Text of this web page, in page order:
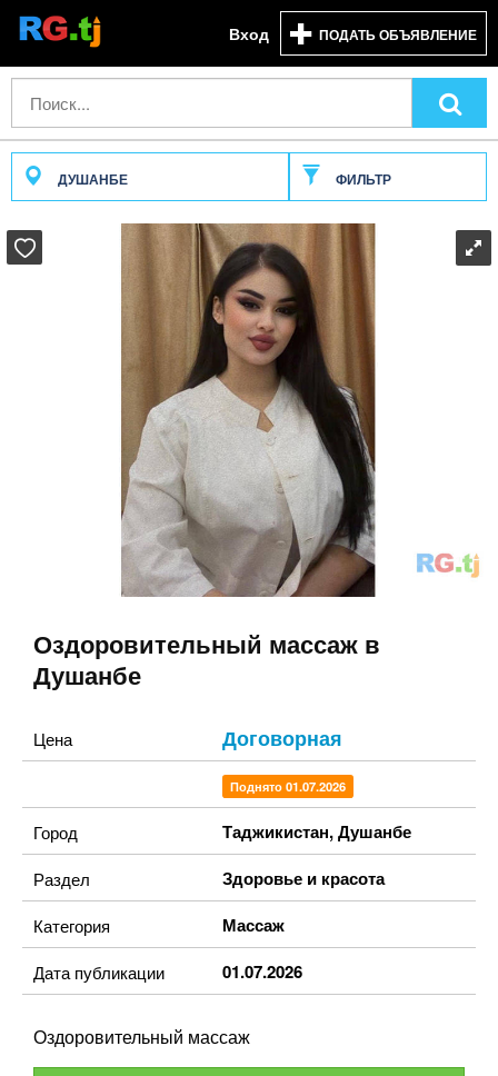
Вход ПОДАТЬ ОБЪЯВЛЕНИЕ
ДУШАНБЕ ФИЛЬТР
Оздоровительный массаж в
Душанбе
Цена Договорная
Поднято 01.07.2026
Город Таджикистан,Душанбе
Раздел Здоровье и красота
Категория Массаж
Дата публикации 01.07.2026
Оздоровительный массаж